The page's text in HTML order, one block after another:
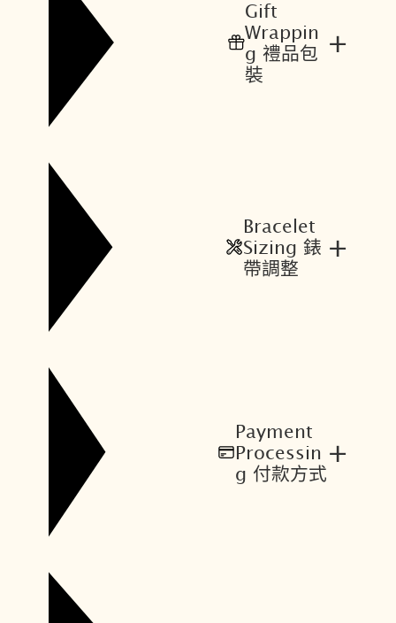
Gift
Wrappin
g 禮品包
裝
+
Bracelet
Sizing 錶
帶調整
+
Payment
Processin
g 付款方式
+